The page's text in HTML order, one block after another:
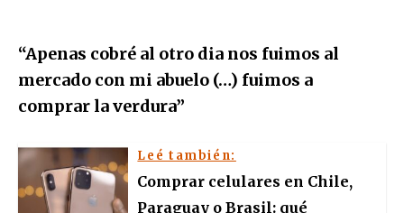
“Apenas cobré al otro dia nos fuimos al
mercado con mi abuelo (…) fuimos a
comprar la verdura”
Leé también:
Comprar celulares en Chile,
Paraguay o Brasil: qué